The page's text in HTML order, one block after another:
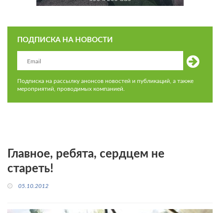
ПОДПИСКА НА НОВОСТИ
Подписка на рассылку анонсов новостей и публикаций, а также
мероприятий, проводимых компанией.
Главное, ребята, сердцем не
стареть!
05.10.2012